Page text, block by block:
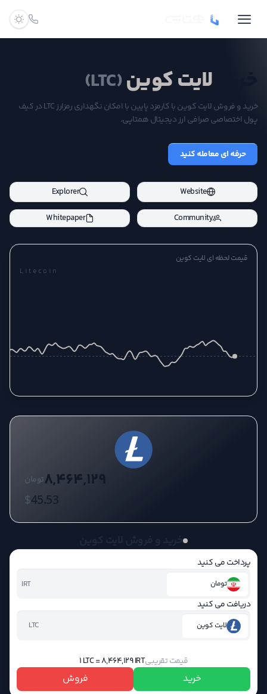
لایت کوین(LTC)
خرید و فروش لایت کوین با کارمزد پایین با امکان نگهداری رمزارز LTC در کیف
پول اختصاصی صرافی ارز دیجیتال همتاپی.
حرفه ای معامله کنید
Website
Explorer
Community
Whitepaper
قیمت لحظه ای لایت کوین
Litecoin
8,464,129تومان
45.53
$
پرداخت می کنید
تومان IRT
دریافت می کنید
لایت کوین LTC
قیمت تقریبی1 LTC = 8,464,129 IRT
خرید فروش